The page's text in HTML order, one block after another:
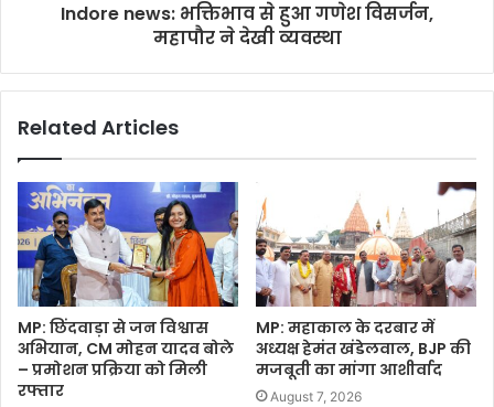
Indore news: भक्तिभाव से हुआ गणेश विसर्जन,
महापौर ने देखी व्यवस्था
Related Articles
MP: छिंदवाड़ा से जन विश्वास
अभियान, CM मोहन यादव बोले
– प्रमोशन प्रक्रिया को मिली
रफ्तार
MP: महाकाल के दरबार में
अध्यक्ष हेमंत खंडेलवाल, BJP की
मजबूती का मांगा आशीर्वाद
August 7, 2026